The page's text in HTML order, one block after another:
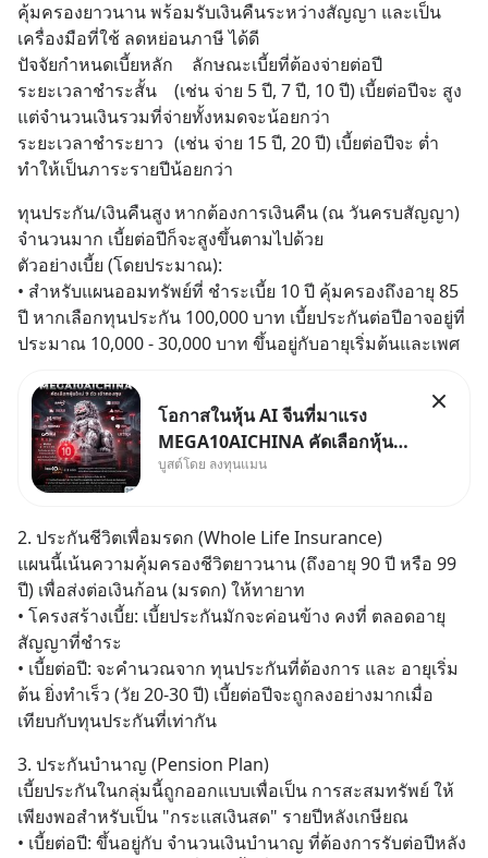
คุ้มครองยาวนาน พร้อมรับเงินคืนระหว่างสัญญา และเป็น
เครื่องมือที่ใช้ ลดหย่อนภาษี ได้ดี
ปัจจัยกำหนดเบี้ยหลัก	ลักษณะเบี้ยที่ต้องจ่ายต่อปี
ระยะเวลาชำระสั้น	(เช่น จ่าย 5 ปี, 7 ปี, 10 ปี) เบี้ยต่อปีจะ สูง
แต่จำนวนเงินรวมที่จ่ายทั้งหมดจะน้อยกว่า
ระยะเวลาชำระยาว	(เช่น จ่าย 15 ปี, 20 ปี) เบี้ยต่อปีจะ ต่ำ
ทำให้เป็นภาระรายปีน้อยกว่า
ทุนประกัน/เงินคืนสูง	หากต้องการเงินคืน (ณ วันครบสัญญา)
จำนวนมาก เบี้ยต่อปีก็จะสูงขึ้นตามไปด้วย
ตัวอย่างเบี้ย (โดยประมาณ):
• สำหรับแผนออมทรัพย์ที่ ชำระเบี้ย 10 ปี คุ้มครองถึงอายุ 85
ปี หากเลือกทุนประกัน 100,000 บาท เบี้ยประกันต่อปีอาจอยู่ที่
ประมาณ 10,000 - 30,000 บาท ขึ้นอยู่กับอายุเริ่มต้นและเพศ
โอกาสในหุ้น AI จีนที่มาแรง
MEGA10AICHINA คัดเลือกหุ้น
ใหม่ 9 ตัว เข้ากองทุน.. ครอบคลุม
50% ค่าธรรมเนียมซื้อ | ยอด 2
ล้านบาทขึ้นไป ฟรีค่าธรร
บูสต์โดย ลงทุนแมน
2. ประกันชีวิตเพื่อมรดก (Whole Life Insurance)
แผนนี้เน้นความคุ้มครองชีวิตยาวนาน (ถึงอายุ 90 ปี หรือ 99
ปี) เพื่อส่งต่อเงินก้อน (มรดก) ให้ทายาท
• โครงสร้างเบี้ย: เบี้ยประกันมักจะค่อนข้าง คงที่ ตลอดอายุ
สัญญาที่ชำระ
• เบี้ยต่อปี: จะคำนวณจาก ทุนประกันที่ต้องการ และ อายุเริ่ม
ต้น ยิ่งทำเร็ว (วัย 20-30 ปี) เบี้ยต่อปีจะถูกลงอย่างมากเมื่อ
เทียบกับทุนประกันที่เท่ากัน
3. ประกันบำนาญ (Pension Plan)
เบี้ยประกันในกลุ่มนี้ถูกออกแบบเพื่อเป็น การสะสมทรัพย์ ให้
เพียงพอสำหรับเป็น "กระแสเงินสด" รายปีหลังเกษียณ
• เบี้ยต่อปี: ขึ้นอยู่กับ จำนวนเงินบำนาญ ที่ต้องการรับต่อปีหลัง